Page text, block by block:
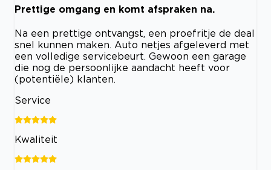
Prettige omgang en komt afspraken na.
Na een prettige ontvangst, een proefritje de deal
snel kunnen maken. Auto netjes afgeleverd met
een volledige servicebeurt. Gewoon een garage
die nog de persoonlijke aandacht heeft voor
(potentiële) klanten.
Service
Kwaliteit